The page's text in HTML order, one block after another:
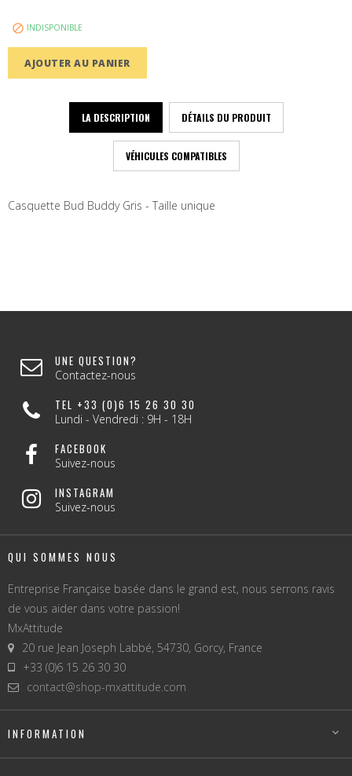
 INDISPONIBLE
AJOUTER AU PANIER
LA DESCRIPTION DÉTAILS DU PRODUIT
VÉHICULES COMPATIBLES
Casquette Bud Buddy Gris - Taille unique
UNE QUESTION?
Contactez-nous
TEL +33 (0)6 15 26 30 30
Lundi - Vendredi : 9H - 18H
FACEBOOK
Suivez-nous
INSTAGRAM
Suivez-nous
QUI SOMMES NOUS
Entreprise Française basée dans le grand est, nous serrons ravis
de vous aider dans votre passion!
MxAttitude
20 rue Jean Joseph Labbé, 54730, Gorcy, France
+33 (0)6 15 26 30 30
contact@shop-mxattitude.com
INFORMATION 